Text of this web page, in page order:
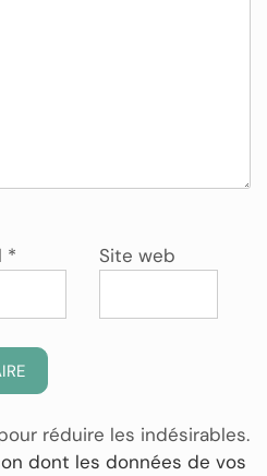
* Site web
réduire les indésirables.
dont les données de vos